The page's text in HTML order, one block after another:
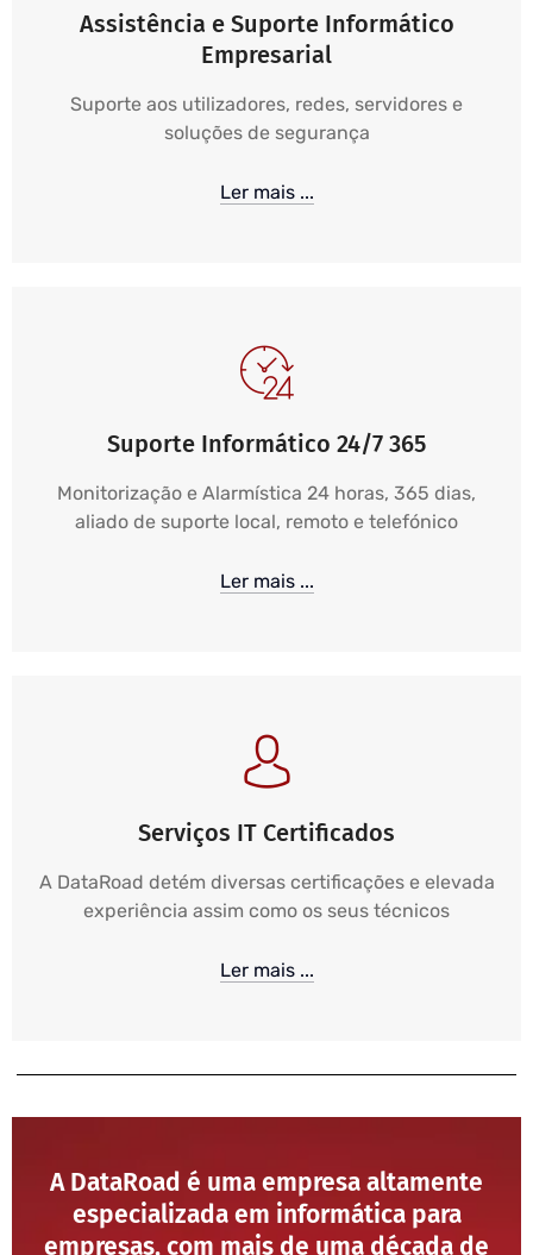
Assistência e Suporte Informático
Empresarial
Suporte aos utilizadores, redes, servidores e
soluções de segurança
Ler mais ...
Suporte Informático 24/7 365
Monitorização e Alarmística 24 horas, 365 dias,
aliado de suporte local, remoto e telefónico
Ler mais ...
Serviços IT Certificados
A DataRoad detém diversas certificações e elevada
experiência assim como os seus técnicos
Ler mais ...
A DataRoad é uma empresa altamente
especializada em informática para
empresas, com mais de uma década de